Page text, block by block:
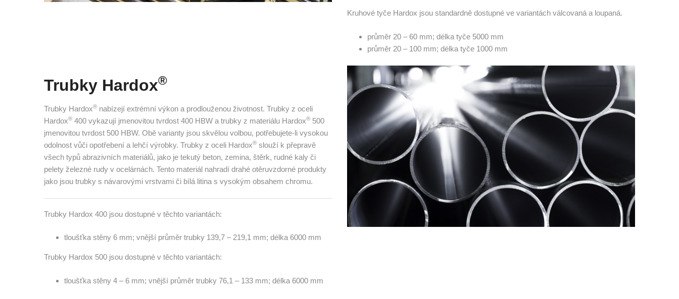
Kruhové tyče Hardox jsou standardně dostupné ve variantách válcovaná a loupaná.
průměr 20 – 60 mm; délka tyče 5000 mm
průměr 20 – 100 mm; délka tyče 1000 mm
Trubky Hardox®
Trubky Hardox® nabízejí extrémní výkon a prodlouženou životnost. Trubky z oceli
Hardox® 400 vykazují jmenovitou tvrdost 400 HBW a trubky z materiálu Hardox® 500
jmenovitou tvrdost 500 HBW. Obě varianty jsou skvělou volbou, potřebujete-li vysokou
odolnost vůči opotřebení a lehčí výrobky. Trubky z oceli Hardox® slouží k přepravě
všech typů abrazivních materiálů, jako je tekutý beton, zemina, štěrk, rudné kaly či
pelety železné rudy v ocelárnách. Tento materiál nahradí drahé otěruvzdorné produkty
jako jsou trubky s návarovými vrstvami či bílá litina s vysokým obsahem chromu.
Trubky Hardox 400 jsou dostupné v těchto variantách:
tloušťka stěny 6 mm; vnější průměr trubky 139,7 – 219,1 mm; délka 6000 mm
Trubky Hardox 500 jsou dostupné v těchto variantách:
tloušťka stěny 4 – 6 mm; vnější průměr trubky 76,1 – 133 mm; délka 6000 mm